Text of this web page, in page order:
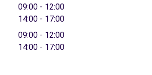
09:00 - 12:00
14:00 - 17:00
09:00 - 12:00
14:00 - 17:00